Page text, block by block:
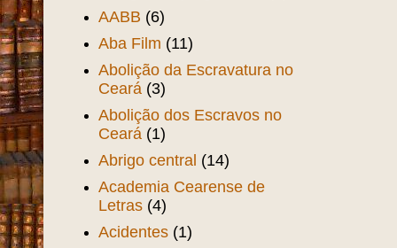
AABB (6)
Aba Film (11)
Abolição da Escravatura no
Ceará (3)
Abolição dos Escravos no
Ceará (1)
Abrigo central (14)
Academia Cearense de
Letras (4)
Acidentes (1)